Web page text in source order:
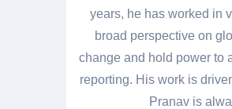
years, he has worked in
broad perspective on
change and hold power to
reporting. His work is
Pranav is